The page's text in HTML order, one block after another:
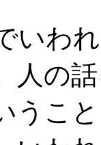
わ
人の
うこ